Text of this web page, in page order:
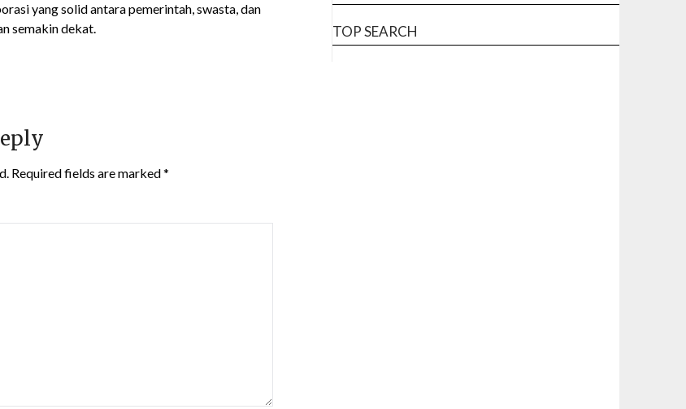
yang solid antara pemerintah, swasta, dan
semakin dekat.
Required fields are marked*
TOP SEARCH